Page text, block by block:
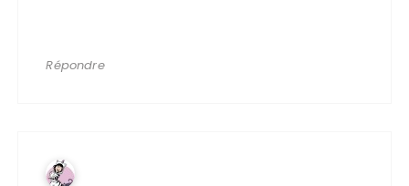
Répondre